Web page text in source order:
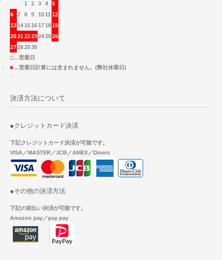
1
2 3 4
5
6
7 8 9 1011 12
13141516171819
20212223242526
27282930
□…営業日
■…営業日計算には含まれません。(弊社休業日)
決済方法について
●クレジットカード決済
下記クレジットカード決済が可能です。
VISA／MASTER／JCB／AMEX／Diners
●その他の決済方法
下記の前払い決済が可能です。
Amazon pay／pay pay